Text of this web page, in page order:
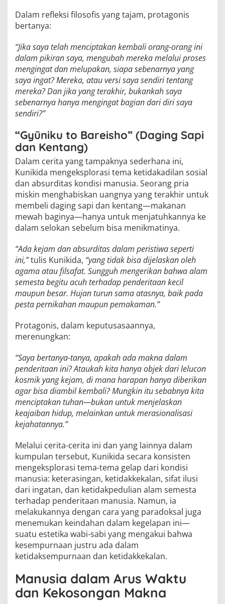
Dalam refleksi filosofis yang tajam, protagonis
bertanya:
“Jika saya telah menciptakan kembali orang-orang ini
dalam pikiran saya, mengubah mereka melalui proses
mengingat dan melupakan, siapa sebenarnya yang
saya ingat? Mereka, atau versi saya sendiri tentang
mereka? Dan jika yang terakhir, bukankah saya
sebenarnya hanya mengingat bagian dari diri saya
sendiri?”
“Gyūniku to Bareisho” (Daging Sapi
dan Kentang)
Dalam cerita yang tampaknya sederhana ini,
Kunikida mengeksplorasi tema ketidakadilan sosial
dan absurditas kondisi manusia. Seorang pria
miskin menghabiskan uangnya yang terakhir untuk
membeli daging sapi dan kentang—makanan
mewah baginya—hanya untuk menjatuhkannya ke
dalam selokan sebelum bisa menikmatinya.
“Ada kejam dan absurditas dalam peristiwa seperti
ini,”tulis Kunikida, “yang tidak bisa dijelaskan oleh
agama atau filsafat. Sungguh mengerikan bahwa alam
semesta begitu acuh terhadap penderitaan kecil
maupun besar. Hujan turun sama atasnya, baik pada
pesta pernikahan maupun pemakaman.”
Protagonis, dalam keputusasaannya,
merenungkan:
“Saya bertanya-tanya, apakah ada makna dalam
penderitaan ini? Ataukah kita hanya objek dari lelucon
kosmik yang kejam, di mana harapan hanya diberikan
agar bisa diambil kembali? Mungkin itu sebabnya kita
menciptakan tuhan—bukan untuk menjelaskan
keajaiban hidup, melainkan untuk merasionalisasi
kejahatannya.”
Melalui cerita-cerita ini dan yang lainnya dalam
kumpulan tersebut, Kunikida secara konsisten
mengeksplorasi tema-tema gelap dari kondisi
manusia: keterasingan, ketidakkekalan, sifat ilusi
dari ingatan, dan ketidakpedulian alam semesta
terhadap penderitaan manusia. Namun, ia
melakukannya dengan cara yang paradoksal juga
menemukan keindahan dalam kegelapan ini—
suatu estetika wabi-sabi yang mengakui bahwa
kesempurnaan justru ada dalam
ketidaksempurnaan dan ketidakkekalan.
Manusia dalam Arus Waktu
dan Kekosongan Makna